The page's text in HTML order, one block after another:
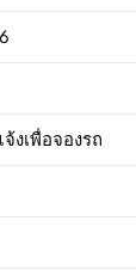
งเพื่อจองรถ